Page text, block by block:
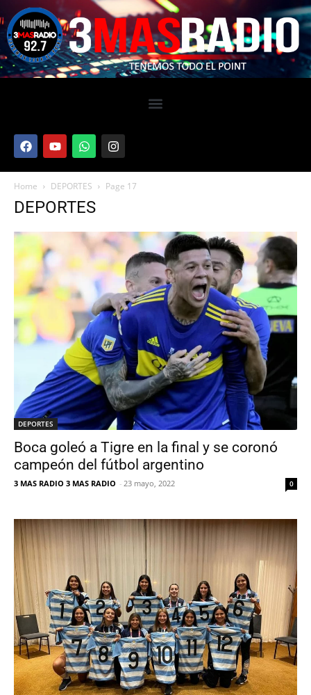
Home DEPORTES Page 17
DEPORTES
DEPORTES
Boca goleó a Tigre en la final y se coronó
campeón del fútbol argentino
3 MAS RADIO 3 MAS RADIO - 23 mayo, 2022 0